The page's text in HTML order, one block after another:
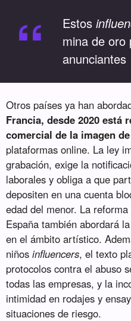
“ Estos
mina de oro
anunciantes
Otros países ya han
Francia, desde 2020 está
comercial de la imagen
plataformas online. La ley
grabación, exige la
laborales y obliga a que
depositen en una cuenta
edad del menor. La
España también abordará
en el ámbito artístico.
niñosinfluencers, el texto
protocolos contra el abuso
todas las empresas, y la
intimidad en rodajes y
situaciones de riesgo.